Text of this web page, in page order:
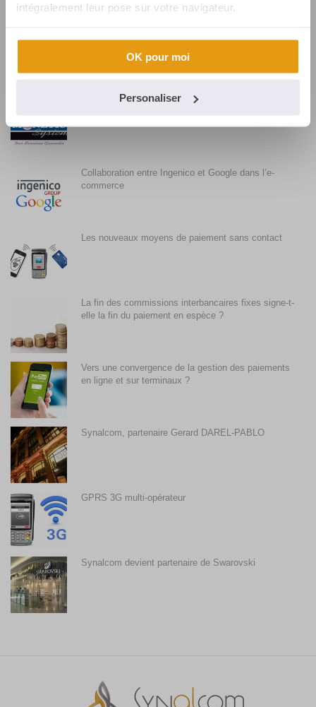
intégralement leur pose sur votre navigateur.
OK pour moi
Personaliser
Synalcom, fournisseur de solutions et services
monétiques pour BURGER KING
Collaboration entre Ingenico et Google dans l’e-
commerce
Les nouveaux moyens de paiement sans contact
La fin des commissions interbancaires fixes signe-t-
elle la fin du paiement en espèce ?
Vers une convergence de la gestion des paiements
en ligne et sur terminaux ?
Synalcom, partenaire Gerard DAREL-PABLO
GPRS 3G multi-opérateur
Synalcom devient partenaire de Swarovski